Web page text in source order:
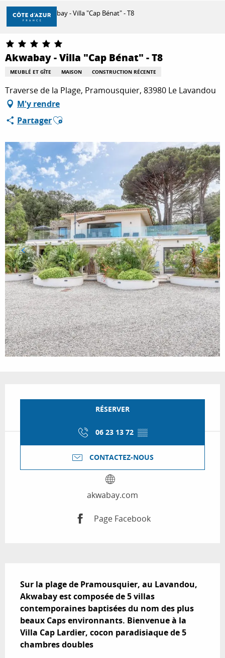
Aller
contenu
principal
DÉCOUVRIR
À FAIRE
SÉJOURNER
Accueil Akwabay - Villa "Cap Bénat" - T8
Akwabay - Villa "Cap Bénat" - T8
MEUBLÉ ET GÎTE MAISON CONSTRUCTION RÉCENTE
Traverse de la Plage, Pramousquier, 83980 Le Lavandou
M'y rendre
PartagerAjouter aux favoris
RÉSERVER
06 23 13 72 ▒▒
CONTACTEZ-NOUS
akwabay.com
Page Facebook
Sur la plage de Pramousquier, au Lavandou,
Akwabay est composée de 5 villas
contemporaines baptisées du nom des plus
beaux Caps environnants. Bienvenue à la
Villa Cap Lardier, cocon paradisiaque de 5
chambres doubles